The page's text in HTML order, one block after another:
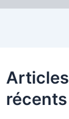
Articles
récents